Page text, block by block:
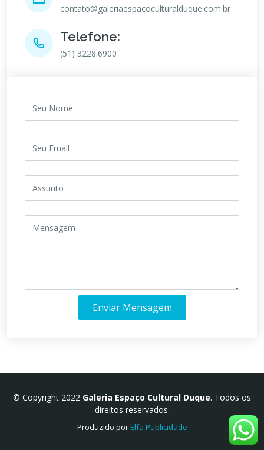
contato@galeriaespacoculturalduque.com.br
Telefone:
(51) 3228.6900
Enviar Mensagem
© Copyright 2022 Galeria Espaço Cultural Duque. Todos os
direitos reservados.
Produzido porElfa Publicidade